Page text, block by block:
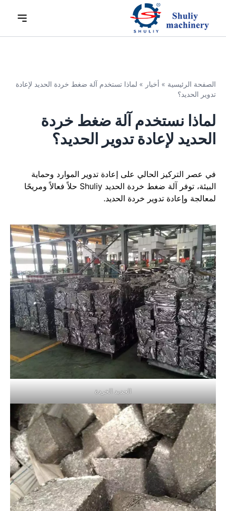
الصفحة الرئيسية » أخبار » لماذا تستخدم آلة ضغط خردة الحديد لإعادة
تدوير الحديد؟
لماذا نستخدم آلة ضغط خردة
الحديد لإعادة تدوير الحديد؟
في عصر التركيز الحالي على إعادة تدوير الموارد وحماية
البيئة، توفر آلة ضغط خردة الحديد Shuliy حلاً فعالاً ومريحًا
لمعالجة وإعادة تدوير خردة الحديد.
الحديد الخردة